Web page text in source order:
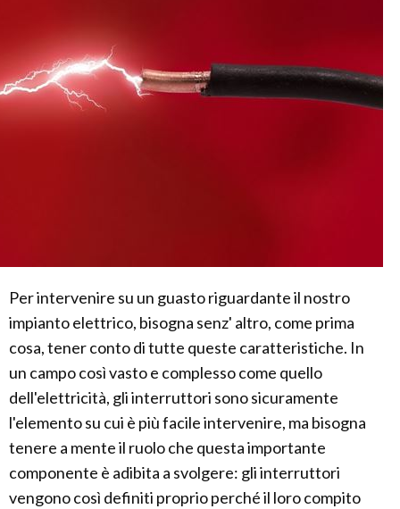
Per intervenire su un guasto riguardante il nostro
impianto elettrico, bisogna senz' altro, come prima
cosa, tener conto di tutte queste caratteristiche. In
un campo così vasto e complesso come quello
dell'elettricità, gli interruttori sono sicuramente
l'elemento su cui è più facile intervenire, ma bisogna
tenere a mente il ruolo che questa importante
componente è adibita a svolgere: gli interruttori
vengono così definiti proprio perché il loro compito